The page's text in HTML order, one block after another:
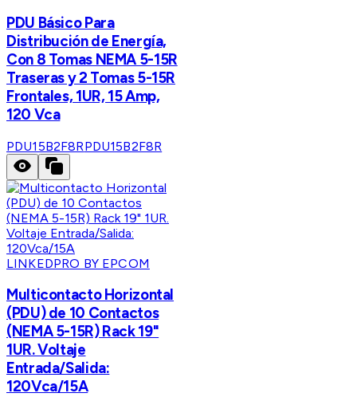
PDU Básico Para
Distribución de Energía,
Con 8 Tomas NEMA 5-15R
Traseras y 2 Tomas 5-15R
Frontales, 1UR, 15 Amp,
120 Vca
PDU15B2F8RPDU15B2F8R
LINKEDPRO BY EPCOM
Multicontacto Horizontal
(PDU) de 10 Contactos
(NEMA 5-15R) Rack 19"
1UR. Voltaje
Entrada/Salida:
120Vca/15A